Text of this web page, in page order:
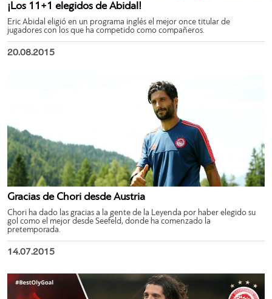
¡Los 11+1 elegidos de Abidal!
Eric Abidal eligió en un programa inglés el mejor once titular de
jugadores con los que ha competido como compañeros.
20.08.2015
Gracias de Chori desde Austria
Chori ha dado las gracias a la gente de la Leyenda por haber elegido su
gol como el mejor desde Seefeld, donde ha comenzado la
pretemporada.
14.07.2015